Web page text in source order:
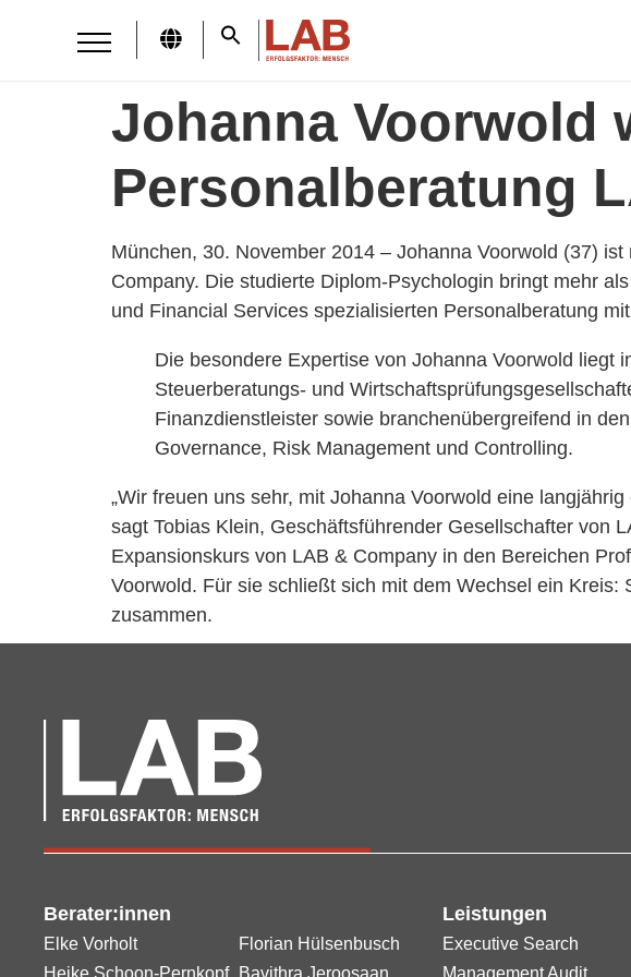
Johanna Voorwold
Personalberatung
München, 30. November 2014 – Johanna Voorwold (37)
Company. Die studierte Diplom-Psychologin bringt mehr
und Financial Services spezialisierten Personalberatung
Die besondere Expertise von Johanna Voorwold liegt
Steuerberatungs- und
Finanzdienstleister sowie branchenübergreifend in
Governance, Risk Management und Controlling.
„Wir freuen uns sehr, mit Johanna Voorwold eine
sagt Tobias Klein, Geschäftsführender Gesellschafter von
Expansionskurs von LAB & Company in den Bereichen
Voorwold. Für sie schließt sich mit dem Wechsel ein
zusammen.
Berater:innen
Elke Vorholt
Florian Hülsenbusch
Leistungen
Executive Search